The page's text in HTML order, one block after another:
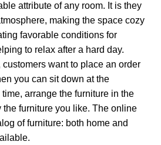
attribute of any room. It is they
making the space cozy
favorable conditions for
to relax after a hard day.
customers want to place an order
you can sit down at the
arrange the furniture in the
the furniture you like. The online
of furniture: both home and